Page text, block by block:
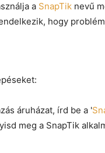
a SnapTik nevű
hogy
áruházat, írd be a '
meg a SnapTik